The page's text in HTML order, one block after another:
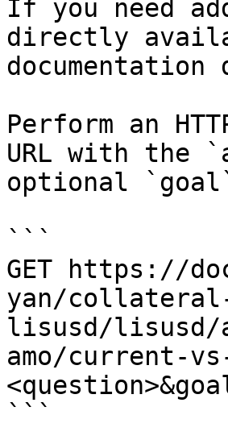
If you need
directly
Perform an
URL with the
optional
```
GET https://
yan/
lisusd/lisusd/
amo/current-
```